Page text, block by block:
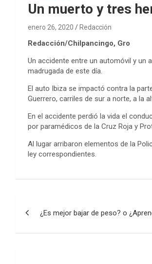
Un muerto y tres
enero 26, 2020 Redacción
Redacción/Chilpancingo, Gro
Un accidente entre un automóvil y un
madrugada de este día.
El auto Ibiza se impactó contra la
Guerrero, carriles de sur a norte, a la
En el accidente perdió la vida el
por paramédicos de la Cruz Roja y
Al lugar arribaron elementos de la
ley correspondientes.
¿Es mejor bajar de peso? o